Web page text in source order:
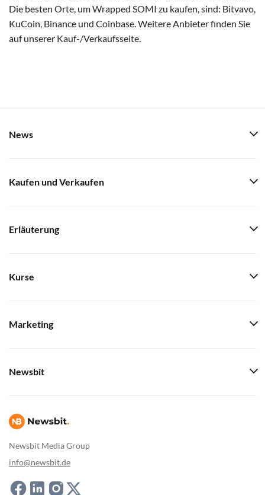
Die besten Orte, um Wrapped SOMI zu kaufen, sind: Bitvavo,
KuCoin, Binance und Coinbase. Weitere Anbieter finden Sie
auf unserer Kauf-/Verkaufsseite.
Newsbit Media Group
info@newsbit.de
News
Kaufen und Verkaufen
Erläuterung
Kurse
Marketing
Newsbit